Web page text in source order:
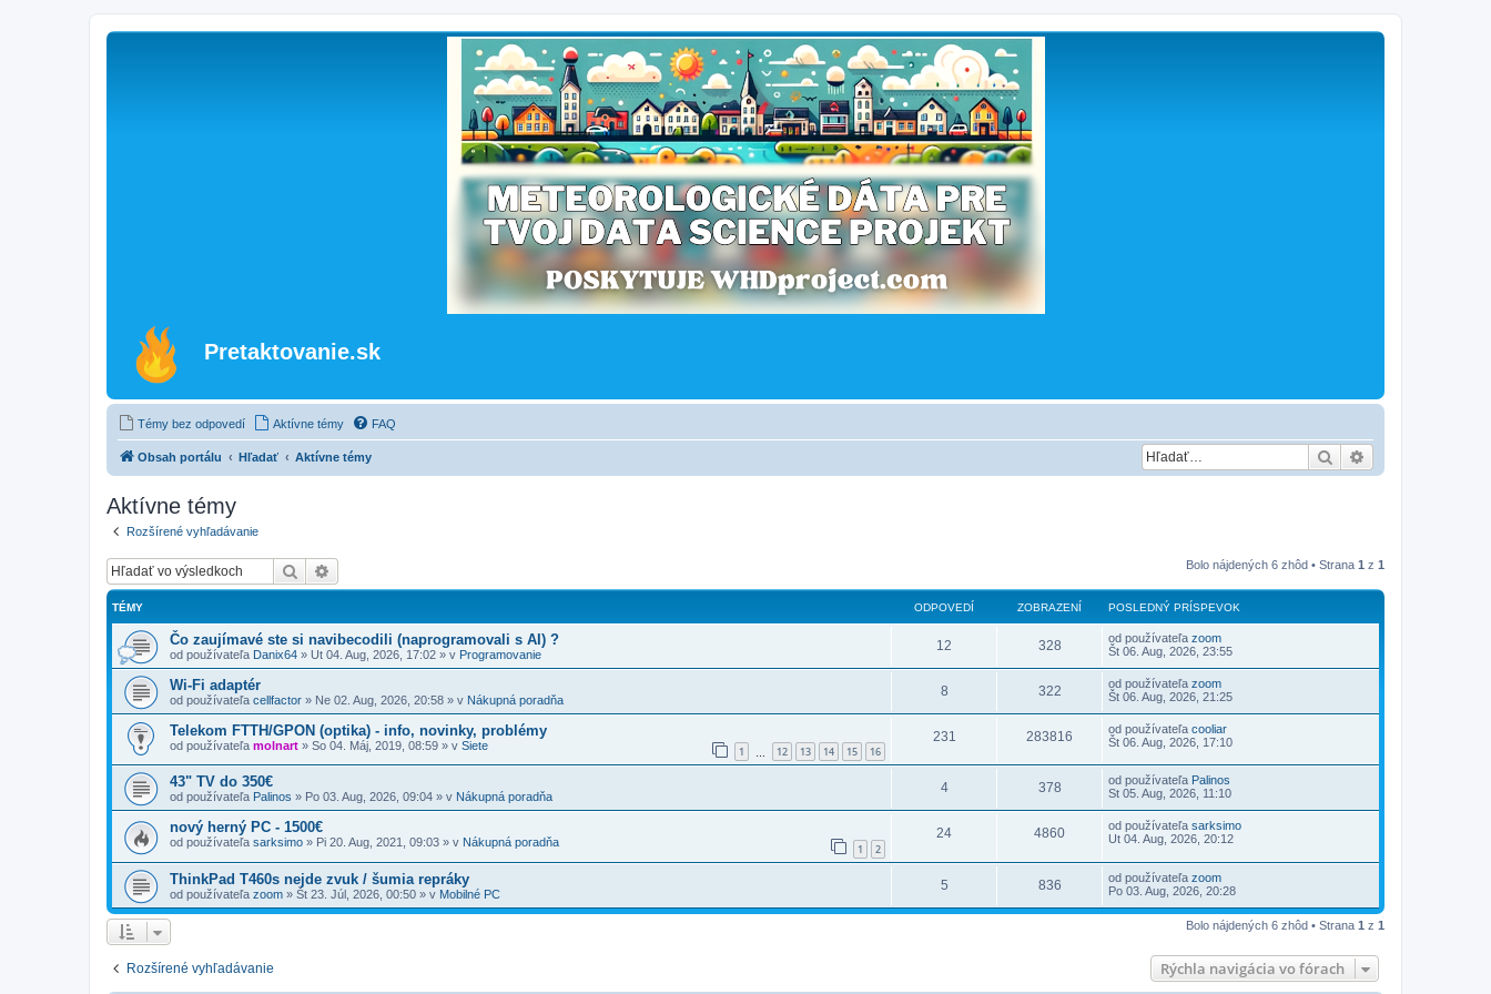
Pretaktovanie.sk
Témy bez odpovedí Aktívne témy FAQ
Obsah portálu Hľadať Aktívne témy Hľadať
Aktívne témy
Rozšírené vyhľadávanie
Hľadať Bolo nájdených 6 zhôd • Strana 1 z 1
TÉMY ODPOVEDÍ ZOBRAZENÍ POSLEDNÝ PRÍSPEVOK
Čo zaujímavé ste si navibecodili (naprogramovali s AI) ?
od používateľa Danix64 » Ut 04. Aug, 2026, 17:02 » v Programovanie
12 328 od používateľa zoom
Št 06. Aug, 2026, 23:55
Wi-Fi adaptér
od používateľa cellfactor » Ne 02. Aug, 2026, 20:58 » v Nákupná poradňa
8 322 od používateľa zoom
Št 06. Aug, 2026, 21:25
Telekom FTTH/GPON (optika) - info, novinky, problémy
od používateľa molnart » So 04. Máj, 2019, 08:59 » v Siete 1 12 13 14 15 16
231 283816 od používateľa cooliar
Št 06. Aug, 2026, 17:10
43" TV do 350€
od používateľa Palinos » Po 03. Aug, 2026, 09:04 » v Nákupná poradňa
4 378 od používateľa Palinos
St 05. Aug, 2026, 11:10
nový herný PC - 1500€
od používateľa sarksimo » Pi 20. Aug, 2021, 09:03 » v Nákupná poradňa 1 2
24 4860 od používateľa sarksimo
Ut 04. Aug, 2026, 20:12
ThinkPad T460s nejde zvuk / šumia repráky
od používateľa zoom » Št 23. Júl, 2026, 00:50 » v Mobilné PC
5 836 od používateľa zoom
Po 03. Aug, 2026, 20:28
Bolo nájdených 6 zhôd • Strana 1 z 1
Rozšírené vyhľadávanie Rýchla navigácia vo fórach